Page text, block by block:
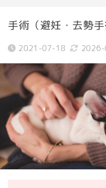
手術（避妊・去勢手
2021-07-18